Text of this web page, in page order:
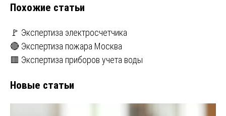
записям
Похожие статьи
🚩 Экспертиза электросчетчика
🔴 Экспертиза пожара Москва
🟥 Экспертиза приборов учета воды
Новые статьи